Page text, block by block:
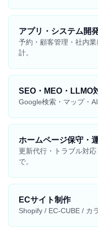
アプリ・システム開
予約・顧客管理・社内
計。
SEO・MEO・LLMO
Google検索・マップ・
ホームページ保守・
更新代行・トラブル対
で。
ECサイト制作
Shopify / EC-CUBE / カ